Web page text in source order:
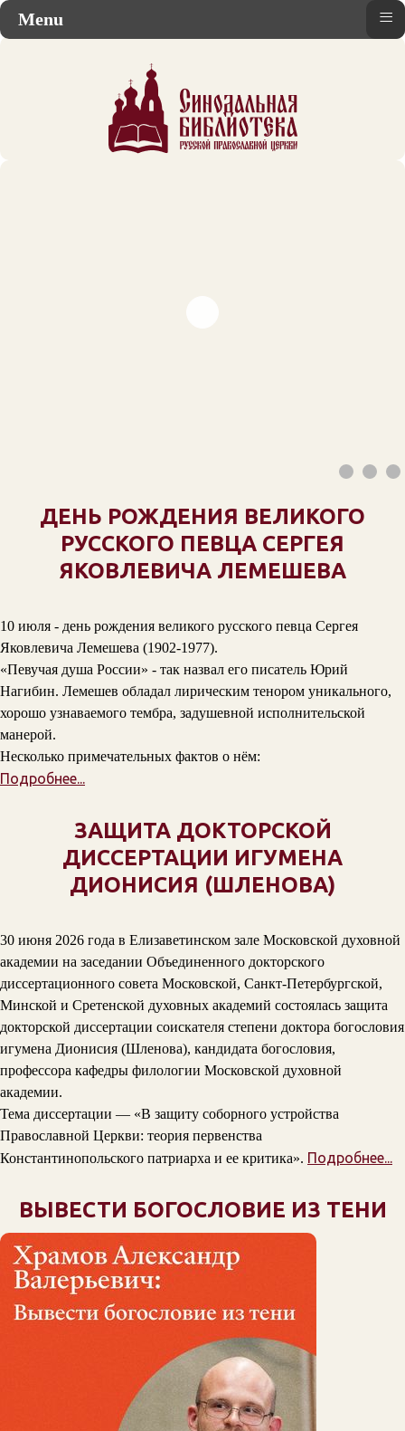
ДЕНЬ РОЖДЕНИЯ ВЕЛИКОГО
РУССКОГО ПЕВЦА СЕРГЕЯ
ЯКОВЛЕВИЧА ЛЕМЕШЕВА
10 июля - день рождения великого русского певца Сергея
Яковлевича Лемешева (1902-1977).
«Певучая душа России» - так назвал его писатель Юрий
Нагибин. Лемешев обладал лирическим тенором уникального,
хорошо узнаваемого тембра, задушевной исполнительской
манерой.
Несколько примечательных фактов о нём:
Подробнее...
ЗАЩИТА ДОКТОРСКОЙ
ДИССЕРТАЦИИ ИГУМЕНА
ДИОНИСИЯ (ШЛЕНОВА)
30 июня 2026 года в Елизаветинском зале Московской духовной
академии на заседании Объединенного докторского
диссертационного совета Московской, Санкт-Петербургской,
Минской и Сретенской духовных академий состоялась защита
докторской диссертации соискателя степени доктора богословия
игумена Дионисия (Шленова), кандидата богословия,
профессора кафедры филологии Московской духовной
академии.
Тема диссертации — «В защиту соборного устройства
Православной Церкви: теория первенства
Константинопольского патриарха и ее критика». Подробнее...
ВЫВЕСТИ БОГОСЛОВИЕ ИЗ ТЕНИ
Menu ≡